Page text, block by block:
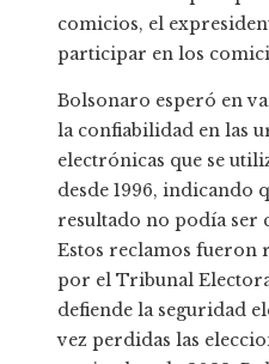
comicios, el
participar en los
Bolsonaro esperó en
la confiabilidad en las
electrónicas que se
desde 1996, indicando
resultado no podía ser
Estos reclamos fueron
por el Tribunal
defiende la seguridad
vez perdidas las